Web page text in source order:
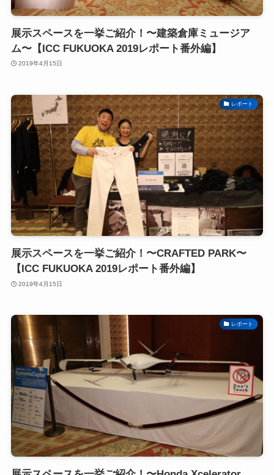
展示スペースを一挙ご紹介！〜建築倉庫ミュージア
ム〜【ICC FUKUOKA 2019レポート番外編】
2019年4月15日
レポート
展示スペースを一挙ご紹介！〜CRAFTED PARK〜
【ICC FUKUOKA 2019レポート番外編】
2019年4月15日
レポート